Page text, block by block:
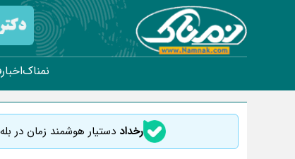
نمناکاخبار
رخداد دستیار هوشمند زمان در بله